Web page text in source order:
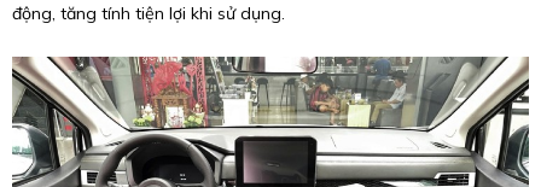
động, tăng tính tiện lợi khi sử dụng.